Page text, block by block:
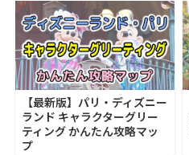
【最新版】パリ・ディズニー
ランド キャラクターグリー
ティング かんたん攻略マッ
プ